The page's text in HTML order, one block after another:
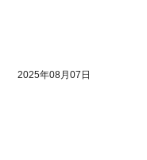
2025年08月07日